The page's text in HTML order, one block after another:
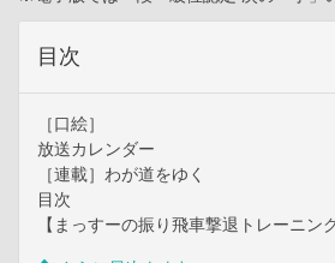
目次
［口絵］
放送カレンダー
［連載］わが道をゆく
目次
【まっすーの振り飛車撃退トレーニング